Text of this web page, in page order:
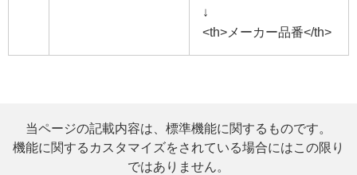
↓
<th>メーカー品番</th>
当ページの記載内容は、標準機能に関するものです。
機能に関するカスタマイズをされている場合にはこの限り
ではありません。